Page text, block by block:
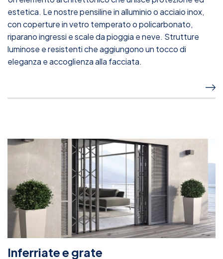
estetica. Le nostre pensiline in alluminio o acciaio inox,
con coperture in vetro temperato o policarbonato,
riparano ingressi e scale da pioggia e neve. Strutture
luminose e resistenti che aggiungono un tocco di
eleganza e accoglienza alla facciata.
Inferriate e grate